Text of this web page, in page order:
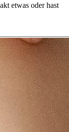
etwas oder hast